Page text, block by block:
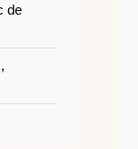
de